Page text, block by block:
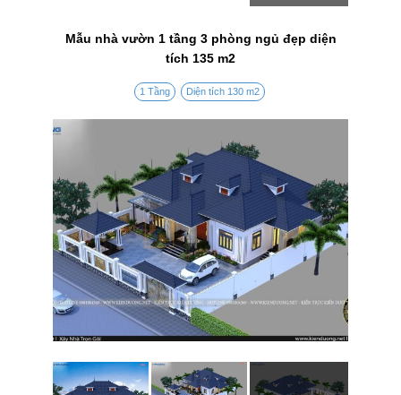
Mẫu nhà vườn 1 tầng 3 phòng ngủ đẹp diện
tích 135 m2
1 Tầng Diện tích 130 m2